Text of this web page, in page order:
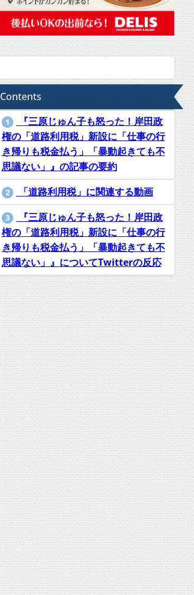
Contents
1
『三原じゅん子も怒った！岸田政
権の「道路利用税」新設に「仕事の行
き帰りも税金払う」「暴動起きても不
思議ない」』の記事の要約
2 「道路利用税」に関連する動画
3
『三原じゅん子も怒った！岸田政
権の「道路利用税」新設に「仕事の行
き帰りも税金払う」「暴動起きても不
思議ない」』についてTwitterの反応